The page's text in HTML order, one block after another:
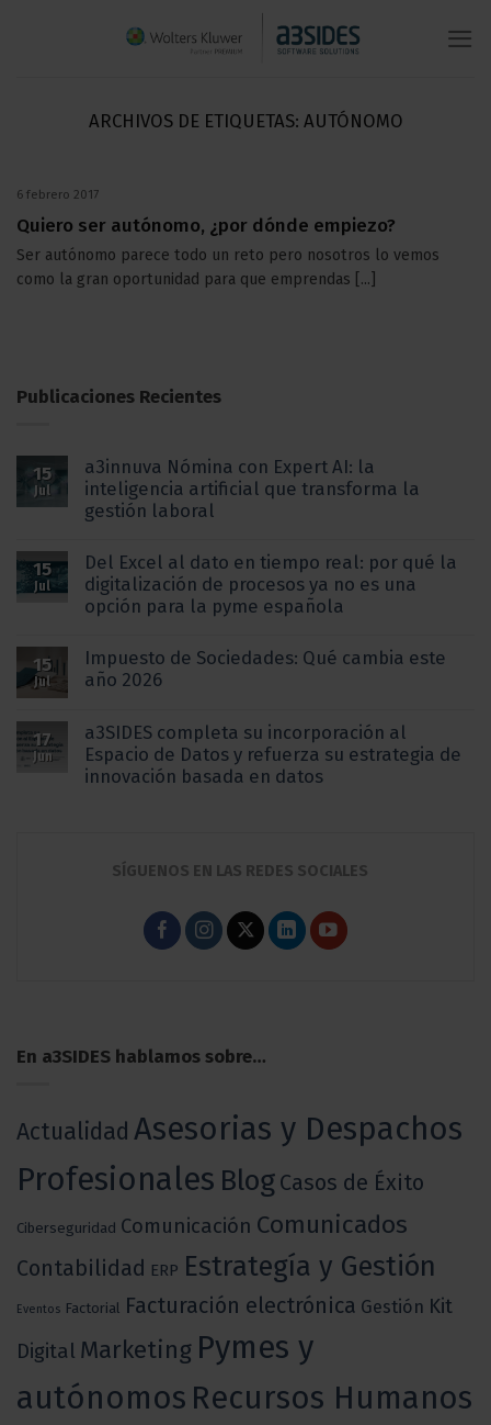
ARCHIVOS DE ETIQUETAS: AUTÓNOMO
Quiero ser autónomo, ¿por dónde empiezo?
6 febrero 2017
Ser autónomo parece todo un reto pero nosotros lo vemos
como la gran oportunidad para que emprendas [...]
Publicaciones Recientes
15
Jul
a3innuva Nómina con Expert AI: la
inteligencia artificial que transforma la
gestión laboral
15
Jul
Del Excel al dato en tiempo real: por qué la
digitalización de procesos ya no es una
opción para la pyme española
15
Jul
Impuesto de Sociedades: Qué cambia este
año 2026
17
Jun
a3SIDES completa su incorporación al
Espacio de Datos y refuerza su estrategia de
innovación basada en datos
SÍGUENOS EN LAS REDES SOCIALES
En a3SIDES hablamos sobre…
Actualidad Asesorias y Despachos
Profesionales Blog Casos de Éxito
Ciberseguridad Comunicación Comunicados
Contabilidad ERP Estrategía y Gestión
Eventos Factorial Facturación electrónica Gestión Kit
Digital Marketing Pymes y
autónomos Recursos Humanos